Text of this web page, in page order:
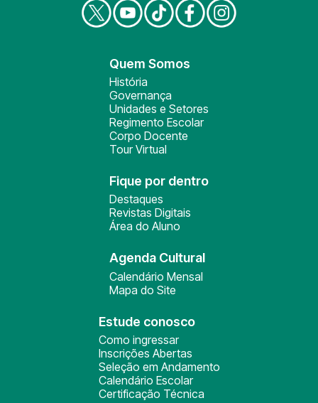
Quem Somos
História
Governança
Unidades e Setores
Regimento Escolar
Corpo Docente
Tour Virtual
Fique por dentro
Destaques
Revistas Digitais
Área do Aluno
Agenda Cultural
Calendário Mensal
Mapa do Site
Estude conosco
Como ingressar
Inscrições Abertas
Seleção em Andamento
Calendário Escolar
Certificação Técnica